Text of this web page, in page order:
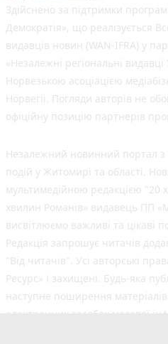
Здійснено за підтримки
Демократія», що реалізується
видавців новин (WAN-IFRA) у
«Незалежні регіональні
Норвезькою асоціацією
Норвегії. Погляди авторів не
офіційну позицію партнерів
Незалежний новинний портал
подій у Житомирі та області.
мультимедійною редакцією "20
хвилин Романів» видавець ПП
висвітлюємо важливі та цікаві
Редакція запрошує читачів
"Від читачів". Усі авторські
Ресурс» і захищені. Будь-яка
наступне поширення
електронних засобах масової